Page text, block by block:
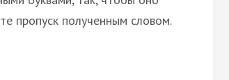
пропуск полученным словом.